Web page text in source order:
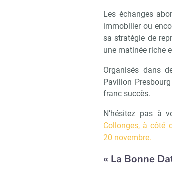
Les échanges
immobilier ou
sa stratégie de
une matinée riche
Organisés dans
Pavillon
franc succès.
N’hésitez pas à
Collonges, à côté
20 novembre.
« La Bonne